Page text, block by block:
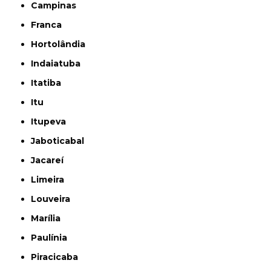
Campinas
Franca
Hortolândia
Indaiatuba
Itatiba
Itu
Itupeva
Jaboticabal
Jacareí
Limeira
Louveira
Marília
Paulínia
Piracicaba